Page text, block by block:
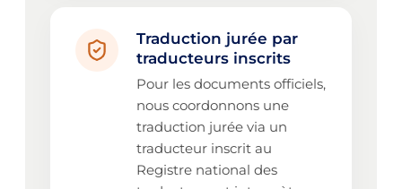
Traduction jurée par
traducteurs inscrits
Pour les documents officiels,
nous coordonnons une
traduction jurée via un
traducteur inscrit au
Registre national des